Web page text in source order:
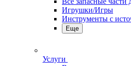
Игрушки/Игры
Инструменты с
Еще
Услуги